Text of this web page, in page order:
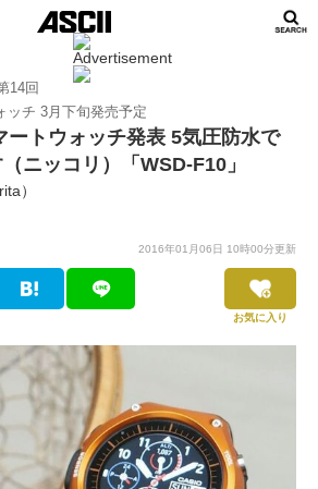
14回
ッチ 3月下旬発売予定
ートウォッチ発表 5気圧防水で
ニッコリ）「WSD-F10」
）
2016年01月06日 10時00分更新
お気に入り